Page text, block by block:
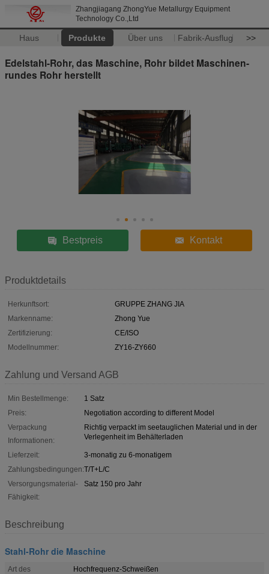
Zhangjiagang ZhongYue Metallurgy Equipment
Technology Co.,Ltd
Haus Produkte Über uns Fabrik-Ausflug >>
Edelstahl-Rohr, das Maschine, Rohr bildet Maschinen-
rundes Rohr herstellt
Bestpreis Kontakt
Produktdetails
Herkunftsort:
GRUPPE ZHANG JIA
Markenname:
Zhong Yue
Zertifizierung:
CE/ISO
Modellnummer:
ZY16-ZY660
Zahlung und Versand AGB
Min Bestellmenge:
1 Satz
Preis:
Negotiation according to different Model
Verpackung
Informationen:
Richtig verpackt im seetauglichen Material und in der
Verlegenheit im Behälterladen
Lieferzeit:
3-monatig zu 6-monatigem
Zahlungsbedingungen:T/T+L/C
Versorgungsmaterial-
Fähigkeit:
Satz 150 pro Jahr
Beschreibung
Stahl-Rohr die Maschine
Art des
Hochfrequenz-Schweißen